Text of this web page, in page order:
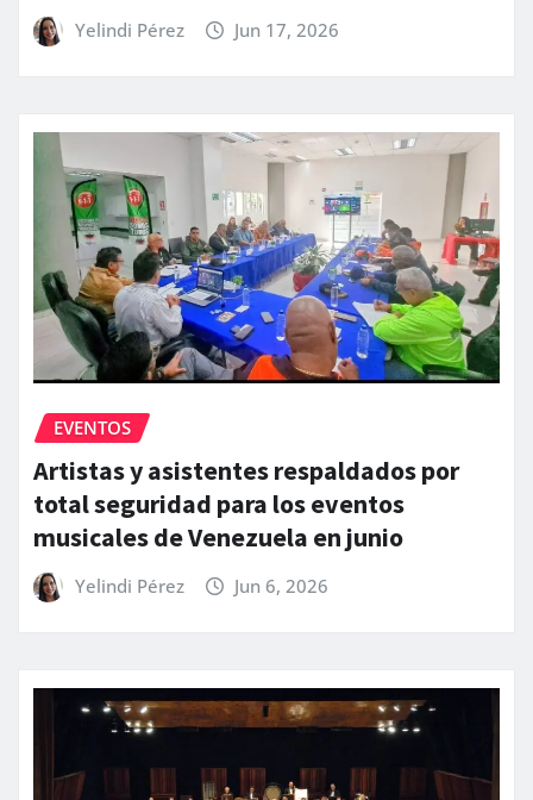
Yelindi Pérez Jun 17, 2026
EVENTOS
Artistas y asistentes respaldados por
total seguridad para los eventos
musicales de Venezuela en junio
Yelindi Pérez Jun 6, 2026